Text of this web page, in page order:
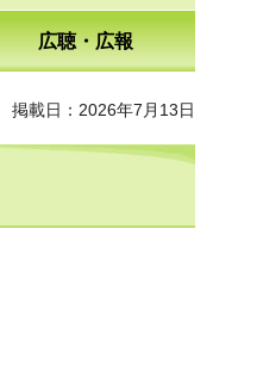
広聴・広報
掲載日：2026年7月13日